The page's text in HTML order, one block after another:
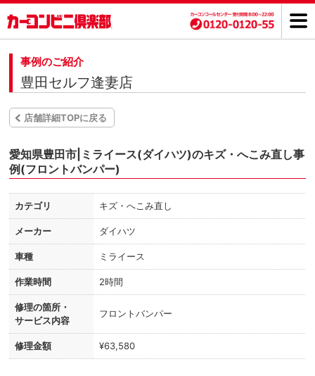
事例のご紹介
豊田セルフ逢妻店
店舗詳細TOPに戻る
愛知県豊田市|ミライース(ダイハツ)のキズ・へこみ直し事
例(フロントバンパー)
カテゴリ キズ・へこみ直し
メーカー ダイハツ
車種 ミライース
作業時間 2時間
修理の箇所・
サービス内容
フロントバンパー
修理金額 ¥63,580